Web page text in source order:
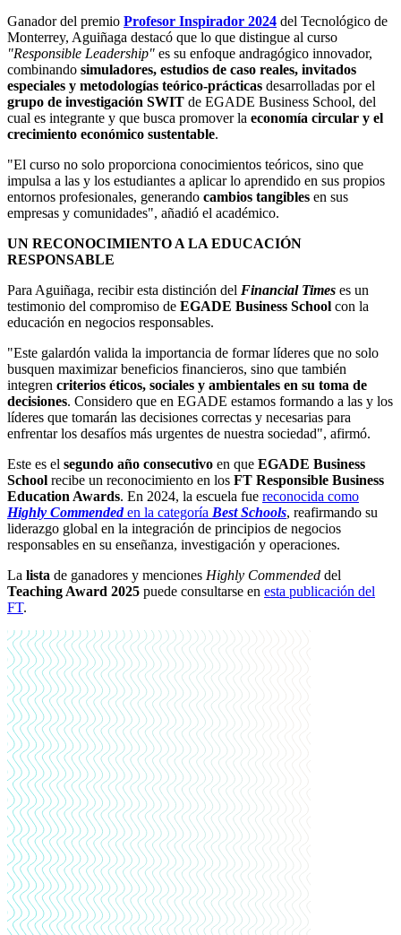
Ganador del premio Profesor Inspirador 2024 del Tecnológico de
Monterrey, Aguiñaga destacó que lo que distingue al curso
"Responsible Leadership" es su enfoque andragógico innovador,
combinando simuladores, estudios de caso reales, invitados
especiales y metodologías teórico-prácticas desarrolladas por el
grupo de investigación SWIT de EGADE Business School, del
cual es integrante y que busca promover la economía circular y el
crecimiento económico sustentable.
"El curso no solo proporciona conocimientos teóricos, sino que
impulsa a las y los estudiantes a aplicar lo aprendido en sus propios
entornos profesionales, generando cambios tangibles en sus
empresas y comunidades", añadió el académico.
UN RECONOCIMIENTO A LA EDUCACIÓN
RESPONSABLE
Para Aguiñaga, recibir esta distinción del Financial Times es un
testimonio del compromiso de EGADE Business School con la
educación en negocios responsables.
"Este galardón valida la importancia de formar líderes que no solo
busquen maximizar beneficios financieros, sino que también
integren criterios éticos, sociales y ambientales en su toma de
decisiones. Considero que en EGADE estamos formando a las y los
líderes que tomarán las decisiones correctas y necesarias para
enfrentar los desafíos más urgentes de nuestra sociedad", afirmó.
Este es el segundo año consecutivo en que EGADE Business
School recibe un reconocimiento en los FT Responsible Business
Education Awards. En 2024, la escuela fue reconocida como
Highly Commendeden la categoría Best Schools, reafirmando su
liderazgo global en la integración de principios de negocios
responsables en su enseñanza, investigación y operaciones.
La lista de ganadores y menciones Highly Commended del
Teaching Award 2025 puede consultarse en esta publicación del
FT.